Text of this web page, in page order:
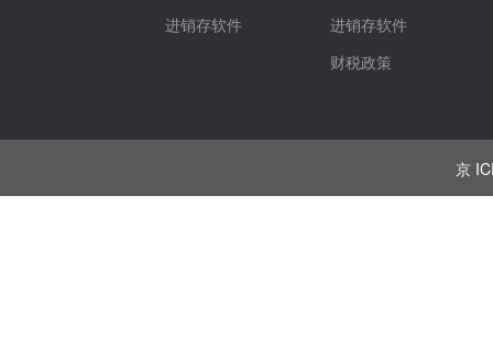
进销存软件
进销存软件
财税政策
京